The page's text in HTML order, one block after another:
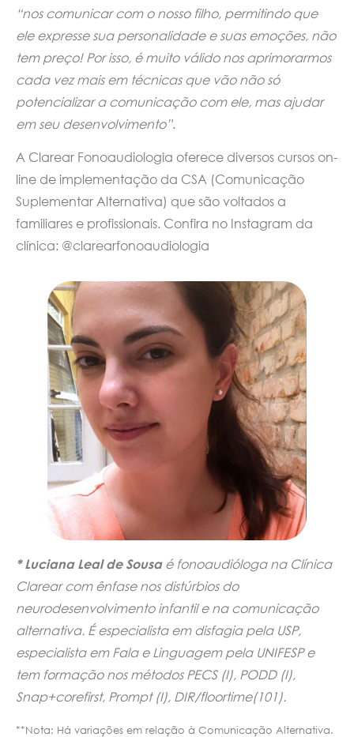
“nos comunicar com o nosso filho, permitindo que
ele expresse sua personalidade e suas emoções, não
tem preço! Por isso, é muito válido nos aprimorarmos
cada vez mais em técnicas que vão não só
potencializar a comunicação com ele, mas ajudar
em seu desenvolvimento”.
A Clarear Fonoaudiologia oferece diversos cursos on-
line de implementação da CSA (Comunicação
Suplementar Alternativa) que são voltados a
familiares e profissionais. Confira no Instagram da
clínica: @clarearfonoaudiologia
* Luciana Leal de Sousaé fonoaudióloga na Clínica
Clarear com ênfase nos distúrbios do
neurodesenvolvimento infantil e na comunicação
alternativa. É especialista em disfagia pela USP,
especialista em Fala e Linguagem pela UNIFESP e
tem formação nos métodos PECS (I), PODD (I),
Snap+corefirst, Prompt (I), DIR/floortime(101).
**Nota: Há variações em relação à Comunicação Alternativa.